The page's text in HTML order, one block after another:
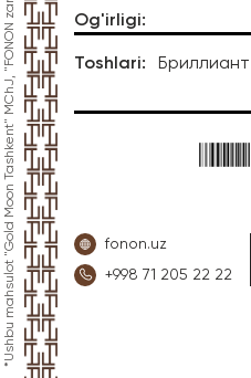
Og'irligi:
Toshlari:
fonon.uz
+998 71 205 22 22